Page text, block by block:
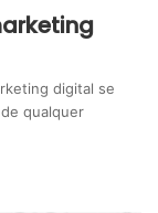
digital se
qualquer